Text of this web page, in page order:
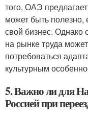
того, ОАЭ
может быть полезно,
свой бизнес. Однако
на рынке труда
потребоваться
культурным
5. Важно ли для
Россией при